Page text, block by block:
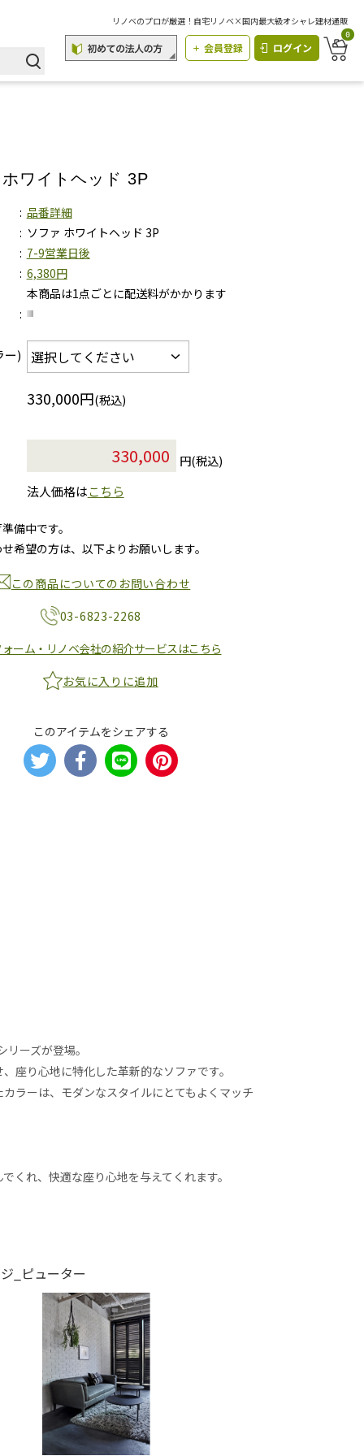
リノベのプロが厳選！自宅リノベ×国内最大級オシャレ建材通販
会員登録 ログイン
0
ワイトヘッド 3P
品番詳細
ソファ ホワイトヘッド 3P
7-9営業日後
6,380円
本商品は1点ごとに配送料がかかります
ー)
330,000円(税込)
円(税込)
法人価格はこちら
備中です。
希望の方は、以下よりお願いします。
この商品についてのお問い合わせ
03-6823-2268
ーム・リノベ会社の紹介サービスはこちら
お気に入りに追加
このアイテムをシェアする
ーズが登場。
座り心地に特化した革新的なソファです。
ラーは、モダンなスタイルにとてもよくマッチ
くれ、快適な座り心地を与えてくれます。
_ピューター